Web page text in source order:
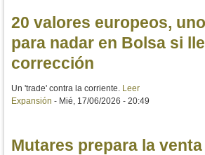
20 valores europeos,
para nadar en Bolsa si
corrección
Un 'trade' contra la corriente. Leer
Expansión - Mié, 17/06/2026 - 20:49
Mutares prepara la